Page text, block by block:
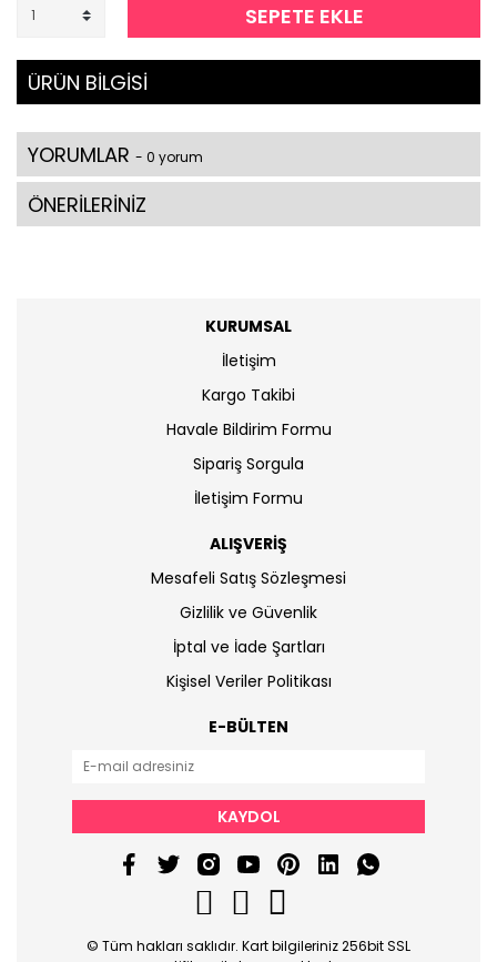
SEPETE EKLE
ÜRÜN BİLGİSİ
YORUMLAR - 0 yorum
ÖNERİLERİNİZ
KURUMSAL
İletişim
Kargo Takibi
Havale Bildirim Formu
Sipariş Sorgula
İletişim Formu
ALIŞVERİŞ
Mesafeli Satış Sözleşmesi
Gizlilik ve Güvenlik
İptal ve İade Şartları
Kişisel Veriler Politikası
E-BÜLTEN
KAYDOL
© Tüm hakları saklıdır. Kart bilgileriniz 256bit SSL